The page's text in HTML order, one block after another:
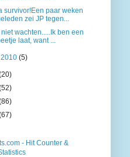
survivor!Een paar weken
zei JP tegen...
niet wachten.....Ik ben een
laat, want ...
2010(5)